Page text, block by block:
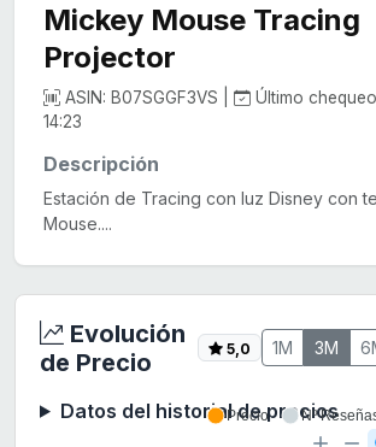
Mickey Mouse Tracing
Projector
ASIN: B07SGGF3VS |
Último
14:23
Descripción
Estación de Tracing con luz Disney con
Mouse....
Evolución
de Precio
5,0 1M 3M
Datos del historial de precios
Precio Nº